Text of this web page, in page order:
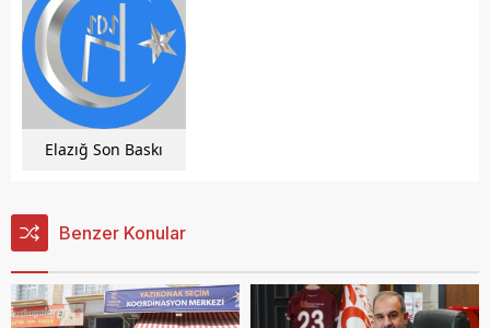
Elazığ Son Baskı
Benzer Konular